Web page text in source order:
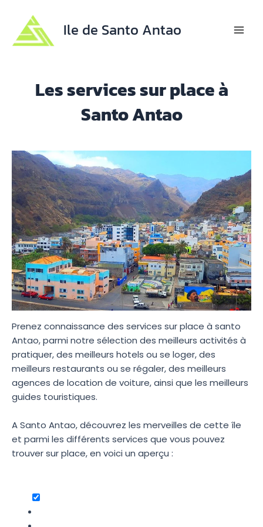
contenu
Ile de Santo Antao
Les services sur place à
Santo Antao
Prenez connaissance des services sur place à santo
Antao, parmi notre sélection des meilleurs activités à
pratiquer, des meilleurs hotels ou se loger, des
meilleurs restaurants ou se régaler, des meilleurs
agences de location de voiture, ainsi que les meilleurs
guides touristiques.
A Santo Antao, découvrez les merveilles de cette île
et parmi les différents services que vous pouvez
trouver sur place, en voici un aperçu :